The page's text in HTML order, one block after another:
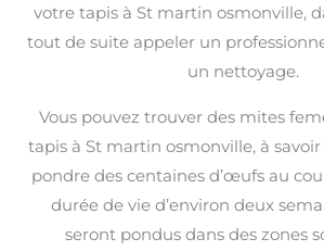
votre tapis à St martin osmonville,
tout de suite appeler un
un nettoyage.
Vous pouvez trouver des mites
tapis à St martin osmonville, à savoir
pondre des centaines d’œufs au
durée de vie d’environ deux
seront pondus dans des zones